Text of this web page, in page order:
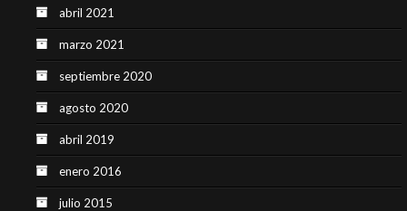
abril 2021
marzo 2021
septiembre 2020
agosto 2020
abril 2019
enero 2016
julio 2015